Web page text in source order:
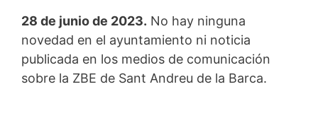
28 de junio de 2023. No hay ninguna
novedad en el ayuntamiento ni noticia
publicada en los medios de comunicación
sobre la ZBE de Sant Andreu de la Barca.